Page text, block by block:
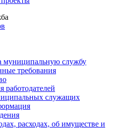
муниципальную службу
требования
работодателей
служащих
расходах, об имуществе и